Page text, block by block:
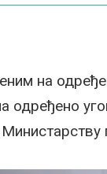
на
одређено
Министарству